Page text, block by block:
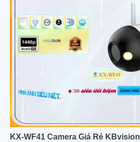
KX-WF41 Camera Giá Rẻ KBvision